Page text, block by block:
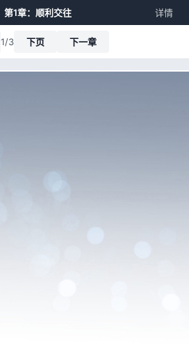
第1章：顺利交往 详情
1/3 下页 下一章